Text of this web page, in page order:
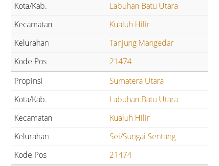
Labuhan Batu Utara
Kualuh Hilir
Tanjung Mangedar
21474
Sumatera Utara
Labuhan Batu Utara
Kualuh Hilir
Sei/Sungai Sentang
21474